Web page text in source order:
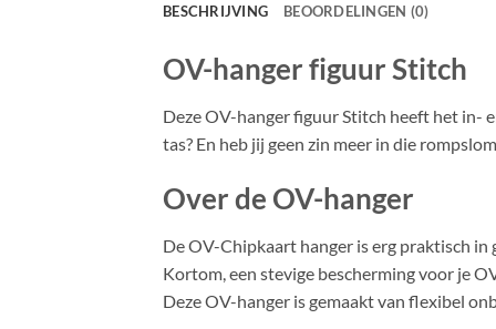
BESCHRIJVING BEOORDELINGEN (0)
OV-hanger figuur Stitch
Deze OV-hanger figuur Stitch heeft het in-
tas? En heb jij geen zin meer in die
Over de OV-hanger
De OV-Chipkaart hanger is erg praktisch
Kortom, een stevige bescherming voor je
Deze OV-hanger is gemaakt van flexibel